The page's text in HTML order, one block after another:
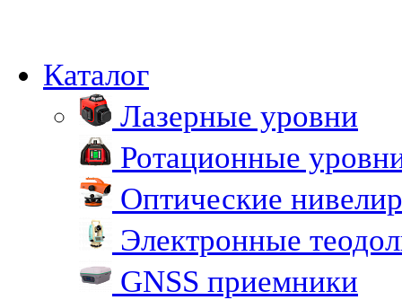
Каталог
Лазерные уровни
Ротационные
Оптические
Электронные
GNSS приемники